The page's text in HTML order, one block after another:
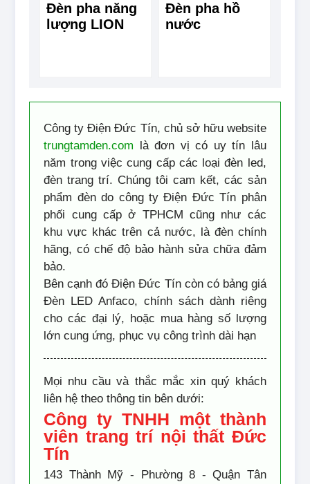
Đèn pha năng
lượng LION
Đèn pha hồ
nước
Công ty Điện Đức Tín, chủ sở hữu website
trungtamden.com là đơn vị có uy tín lâu
năm trong việc cung cấp các loại đèn led,
đèn trang trí. Chúng tôi cam kết, các sản
phẩm đèn do công ty Điện Đức Tín phân
phối cung cấp ở TPHCM cũng như các
khu vực khác trên cả nước, là đèn chính
hãng, có chế độ bảo hành sửa chữa đảm
bảo.
Bên cạnh đó Điện Đức Tín còn có bảng giá
Đèn LED Anfaco, chính sách dành riêng
cho các đại lý, hoặc mua hàng số lượng
lớn cung ứng, phục vụ công trình dài hạn
Mọi nhu cầu và thắc mắc xin quý khách
liên hệ theo thông tin bên dưới:
Công ty TNHH một thành
viên trang trí nội thất Đức
Tín
143 Thành Mỹ - Phường 8 - Quận Tân